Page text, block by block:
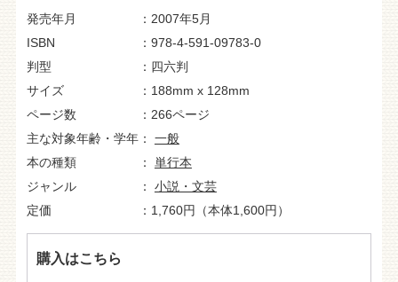
発売年月
2007年5月
ISBN
978-4-591-09783-0
判型
四六判
サイズ
188mm x 128mm
ページ数
266ページ
主な対象年齢・学年
一般
本の種類
単行本
ジャンル
小説・文芸
定価
1,760円（本体1,600円）
購入はこちら